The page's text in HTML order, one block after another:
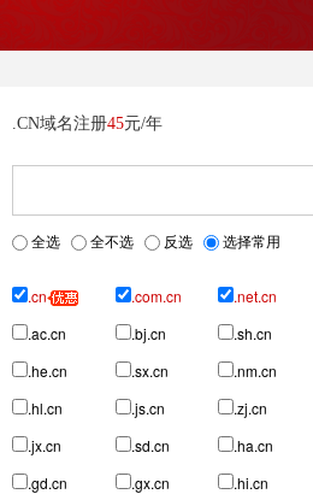
.CN域名注册45元/年
全选 全不选 反选 选择常用
.cn .com.cn .net.cn
.ac.cn
.bj.cn .sh.cn
.he.cn
.sx.cn .nm.cn
.hl.cn
.js.cn .zj.cn
.jx.cn
.sd.cn .ha.cn
.gd.cn
.gx.cn .hi.cn